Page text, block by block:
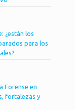
¿están los
para los
Forense en
fortalezas y